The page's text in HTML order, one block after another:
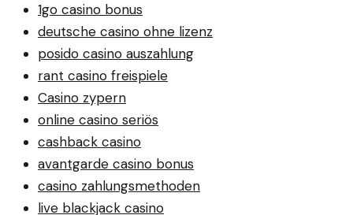
1go casino bonus
deutsche casino ohne lizenz
posido casino auszahlung
rant casino freispiele
Casino zypern
online casino seriös
cashback casino
avantgarde casino bonus
casino zahlungsmethoden
live blackjack casino